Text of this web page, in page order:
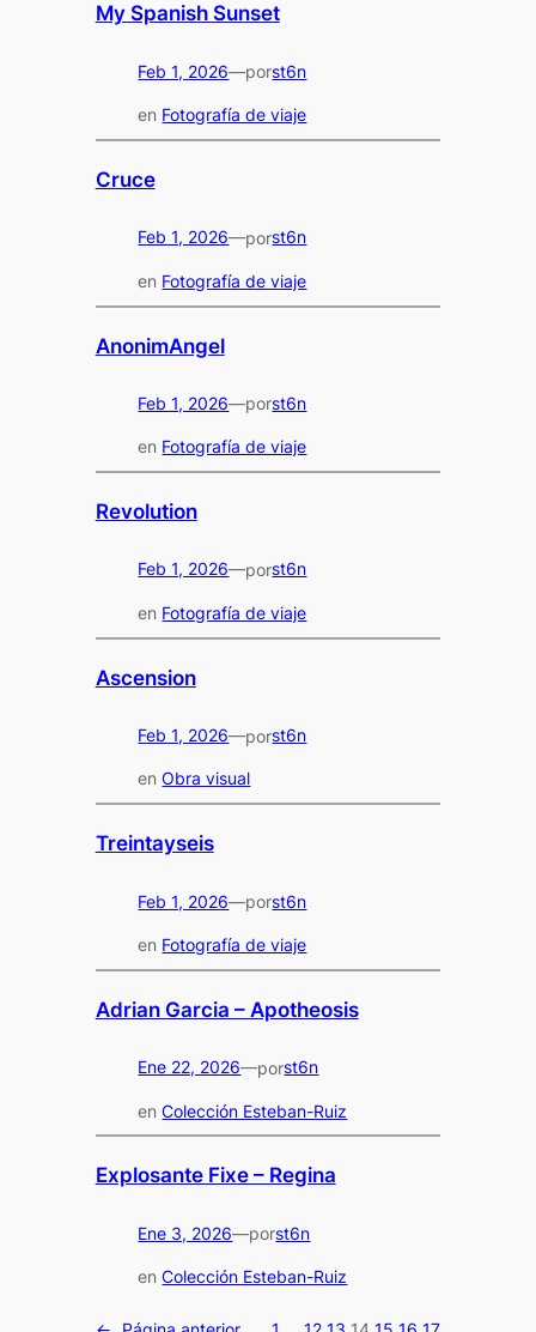
My Spanish Sunset
Feb 1, 2026—porst6n
en Fotografía de viaje
Cruce
Feb 1, 2026—porst6n
en Fotografía de viaje
AnonimAngel
Feb 1, 2026—porst6n
en Fotografía de viaje
Revolution
Feb 1, 2026—porst6n
en Fotografía de viaje
Ascension
Feb 1, 2026—porst6n
enObra visual
Treintayseis
Feb 1, 2026—porst6n
en Fotografía de viaje
Adrian Garcia – Apotheosis
Ene 22, 2026—porst6n
enColección Esteban-Ruiz
Explosante Fixe – Regina
Ene 3, 2026—porst6n
enColección Esteban-Ruiz